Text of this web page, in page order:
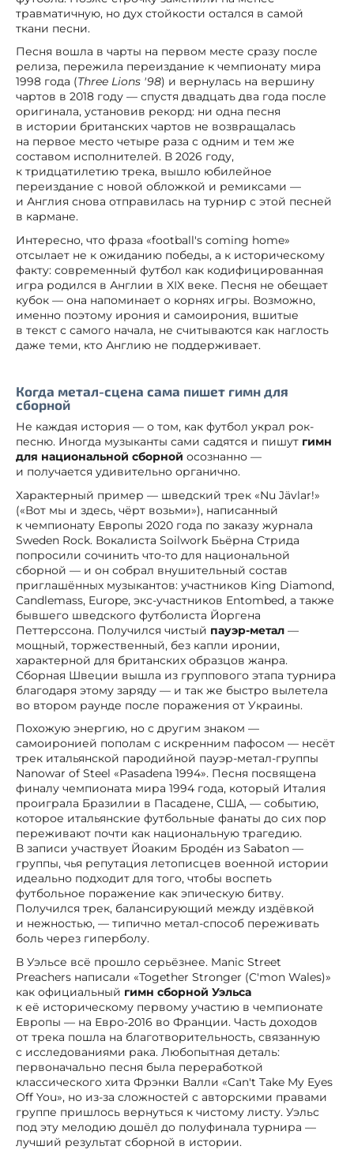
травматичную, но дух стойкости остался в самой
ткани песни.
Песня вошла в чарты на первом месте сразу после
релиза, пережила переиздание к чемпионату мира
1998 года (Three Lions '98) и вернулась на вершину
чартов в 2018 году — спустя двадцать два года после
оригинала, установив рекорд: ни одна песня
в истории британских чартов не возвращалась
на первое место четыре раза с одним и тем же
составом исполнителей. В 2026 году,
к тридцатилетию трека, вышло юбилейное
переиздание с новой обложкой и ремиксами —
и Англия снова отправилась на турнир с этой песней
в кармане.
Интересно, что фраза «football's coming home»
отсылает не к ожиданию победы, а к историческому
факту: современный футбол как кодифицированная
игра родился в Англии в XIX веке. Песня не обещает
кубок — она напоминает о корнях игры. Возможно,
именно поэтому ирония и самоирония, вшитые
в текст с самого начала, не считываются как наглость
даже теми, кто Англию не поддерживает.
Когда метал-сцена сама пишет гимн для
сборной
Не каждая история — о том, как футбол украл рок-
песню. Иногда музыканты сами садятся и пишут гимн
для национальной сборной осознанно —
и получается удивительно органично.
Характерный пример — шведский трек «Nu Jävlar!»
(«Вот мы и здесь, чёрт возьми»), написанный
к чемпионату Европы 2020 года по заказу журнала
Sweden Rock. Вокалиста Soilwork Бьёрна Стрида
попросили сочинить что-то для национальной
сборной — и он собрал внушительный состав
приглашённых музыкантов: участников King Diamond,
Candlemass, Europe, экс-участников Entombed, а также
бывшего шведского футболиста Йоргена
Петтерссона. Получился чистый пауэр-метал —
мощный, торжественный, без капли иронии,
характерной для британских образцов жанра.
Сборная Швеции вышла из группового этапа турнира
благодаря этому заряду — и так же быстро вылетела
во втором раунде после поражения от Украины.
Похожую энергию, но с другим знаком —
самоиронией пополам с искренним пафосом — несёт
трек итальянской пародийной пауэр-метал-группы
Nanowar of Steel «Pasadena 1994». Песня посвящена
финалу чемпионата мира 1994 года, который Италия
проиграла Бразилии в Пасадене, США, — событию,
которое итальянские футбольные фанаты до сих пор
переживают почти как национальную трагедию.
В записи участвует Йоаким Бродéн из Sabaton —
группы, чья репутация летописцев военной истории
идеально подходит для того, чтобы воспеть
футбольное поражение как эпическую битву.
Получился трек, балансирующий между издёвкой
и нежностью, — типично метал-способ переживать
боль через гиперболу.
В Уэльсе всё прошло серьёзнее. Manic Street
Preachers написали «Together Stronger (C'mon Wales)»
как официальный гимн сборной Уэльса
к её историческому первому участию в чемпионате
Европы — на Евро-2016 во Франции. Часть доходов
от трека пошла на благотворительность, связанную
с исследованиями рака. Любопытная деталь:
первоначально песня была переработкой
классического хита Фрэнки Валли «Can't Take My Eyes
Off You», но из-за сложностей с авторскими правами
группе пришлось вернуться к чистому листу. Уэльс
под эту мелодию дошёл до полуфинала турнира —
лучший результат сборной в истории.